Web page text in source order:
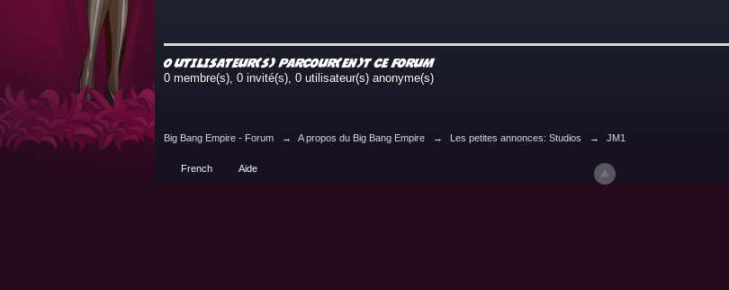
0 utilisateur(s) parcour(en)t ce forum
0 membre(s), 0 invité(s), 0 utilisateur(s) anonyme(s)
Big Bang Empire - Forum → A propos du Big Bang Empire → Les petites annonces: Studios → JM1
French Aide